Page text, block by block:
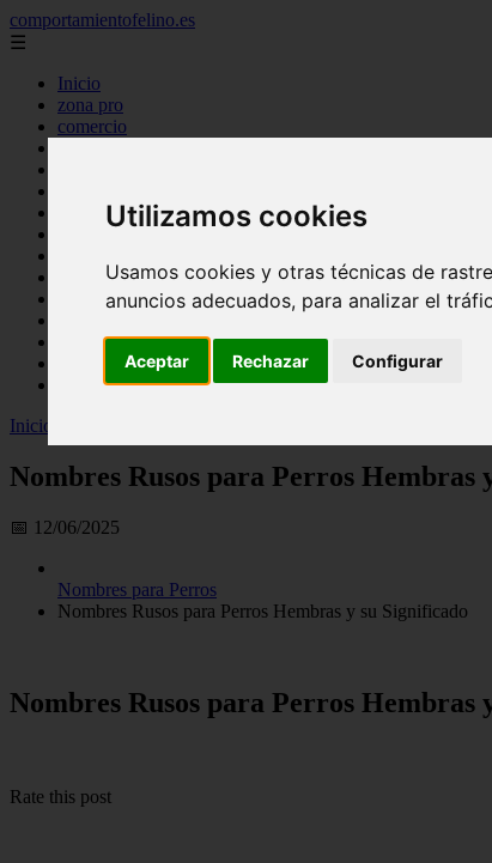
Utilizamos cookies
Usamos cookies y otras técnicas de
anuncios adecuados, para analizar el
Aceptar Rechazar Configurar
comportamientofelino.es
☰
Inicio
zona pro
comercio
acuariofilia 2
acuariofilia
canal tv
nombres para gatos
tablon de anuncios
uncategorized
zona pro
Inicio
Nombres Rusos para Perros Hembras
📅 12/06/2025
Nombres para Perros
Nombres Rusos para Perros Hembras y su Significado
Nombres Rusos para Perros Hembras
Rate this post